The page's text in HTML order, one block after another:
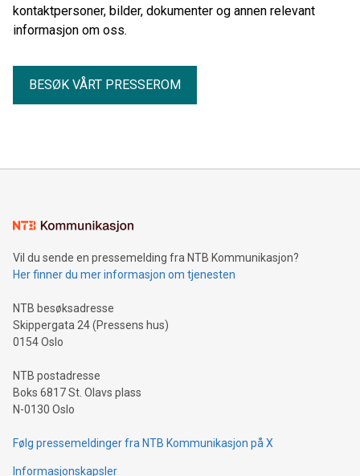
kontaktpersoner, bilder, dokumenter og annen relevant
informasjon om oss.
BESØK VÅRT PRESSEROM
Vil du sende en pressemelding fra NTB Kommunikasjon?
Her finner du mer informasjon om tjenesten
NTB besøksadresse
Skippergata 24 (Pressens hus)
0154 Oslo
NTB postadresse
Boks 6817 St. Olavs plass
N-0130 Oslo
Følg pressemeldinger fra NTB Kommunikasjon på X
Informasjonskapsler